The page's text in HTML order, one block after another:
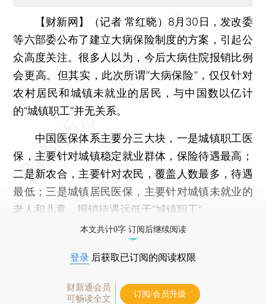
【财新网】（记者 常红晓） 8月30日，发改委
等六部委公布了建立大病保险制度的方案，引起公
众高度关注。很多人以为，今后大病住院报销比例
会更高。但其实，此次所谓“大病保险”，仅仅针对
农村居民和城镇未就业的居民，与中国数以亿计
的“城镇职工”并无关系。
中国医保体系主要分三大块，一是城镇职工医
保，主要针对城镇稳定就业群体，保险待遇最高；
二是新农合，主要针对农民，覆盖人数最多，待遇
最低；三是城镇居民医保，主要针对城镇未就业的
老人和儿童，报销待遇远低于“城镇职工”。
本文共计0字 订阅后继续阅读
登录 后获取已订阅的阅读权限
财新通会员
可畅读全文
订阅/会员升级